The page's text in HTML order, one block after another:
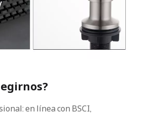
en línea con BSCI,